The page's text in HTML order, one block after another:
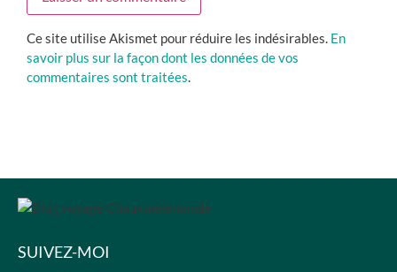
Ce site utilise Akismet pour réduire les indésirables. En
savoir plus sur la façon dont les données de vos
commentaires sont traitées
SUIVEZ-MOI